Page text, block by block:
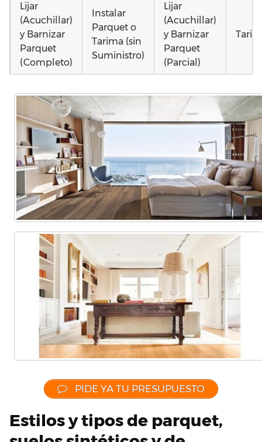
Lijar
(Acuchillar)
y Barnizar
Parquet
(Completo)
Instalar
Parquet o
Tarima (sin
Suministro)
Lijar
(Acuchillar)
y Barnizar
Parquet
(Parcial)
parquet o
Tarima
Local
Comercial
parquet o
Tarima
Vivienda
parquet o
Tarima
Vivienda
(Parcial)
PIDE YA TU PRESUPUESTO
Estilos y tipos de parquet,